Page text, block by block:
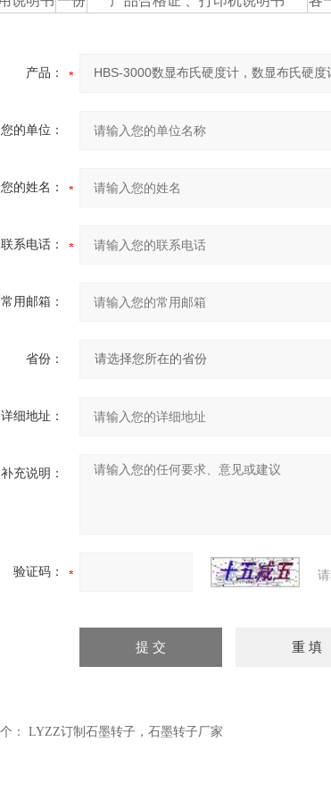
产品：
您的单位：
您的姓名：
联系电话：
常用邮箱：
省份：
详细地址：
补充说明：
验证码：
： LYZZ订制石墨转子，石墨转子厂家